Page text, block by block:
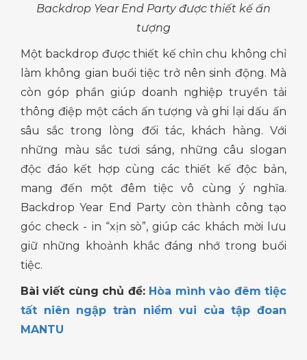
Backdrop Year End Party được thiết kế ấn
tượng
Một backdrop được thiết kế chỉn chu không chỉ
làm không gian buổi tiệc trở nên sinh động. Mà
còn góp phần giúp doanh nghiệp truyền tải
thông điệp một cách ấn tượng và ghi lại dấu ấn
sâu sắc trong lòng đối tác, khách hàng. Với
những màu sắc tươi sáng, những câu slogan
độc đáo kết hợp cùng các thiết kế độc bản,
mang đến một đêm tiệc vô cùng ý nghĩa.
Backdrop Year End Party còn thành công tạo
góc check - in “xịn sò”, giúp các khách mời lưu
giữ những khoảnh khắc đáng nhớ trong buổi
tiệc.
Bài viết cùng chủ đề: Hòa mình vào đêm tiệc
tất niên ngập tràn niềm vui của tập đoan
MANTU